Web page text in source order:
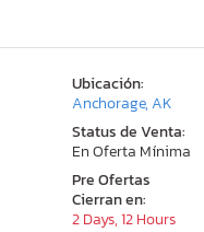
Ubicación:
Anchorage, AK
Status de Venta:
En Oferta Mínima
Pre Ofertas
Cierran en:
2 Days, 12 Hours